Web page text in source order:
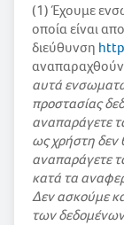
(1) Έχουμε
οποία είναι
διεύθυνση
αυτά
προστασίας
αναπαράγετε
ως χρήστη δεν
αναπαράγετε
κατά τα
Δεν ασκούμε
των